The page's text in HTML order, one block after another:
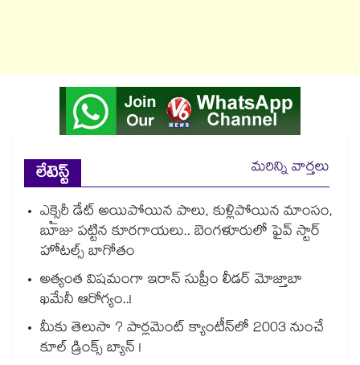
లేటెస్ట్
మరిన్ని వార్తలు
ఎక్సైరీ డేట్ అయిపోయిన పాలు, కుళ్లిపోయిన మాంసం,
బూజు పట్టిన కూరగాయలు.. బెంగళూరులో ఫైవ్ స్టార్
హోటల్స్ బాగోతం
అత్యంత విషమంగా ఇరాన్ సుప్రీం లీడర్ మోజ్తాబా
ఖమేనీ ఆరోగ్యం..!
మీకు తెలుసా ? పార్లమెంట్ క్యాంటీన్⁪లో 2003 నుంచే
కూల్ డ్రింక్స్ బ్యాన్ !